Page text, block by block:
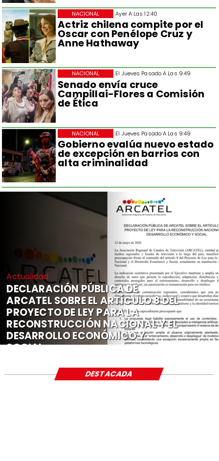
Ayer A Las 12:40
Actriz chilena compite por el
Oscar con Penélope Cruz y
Anne Hathaway
NACIONAL
El Jueves Pasado A Las 9:49
Senado envía cruce
Campillai-Flores a Comisión
de Ética
NACIONAL
El Jueves Pasado A Las 9:49
Gobierno evalúa nuevo estado
de excepción en barrios con
alta criminalidad
NACIONAL
Actualidad
DECLARACIÓN PÚBLICA DE
ARCATEL SOBRE EL ARTÍCULO 8 DEL
PROYECTO DE LEY PARA LA
RECONSTRUCCIÓN NACIONAL Y EL
DESARROLLO ECONÓMICO Y
SOCIAL
DESTACADA